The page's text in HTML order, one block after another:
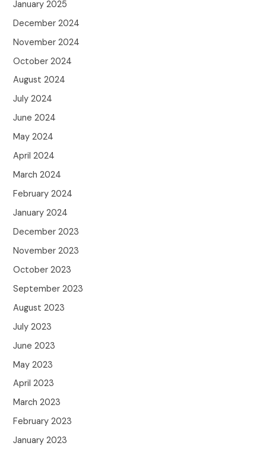
January 2025
December 2024
November 2024
October 2024
August 2024
July 2024
June 2024
May 2024
April 2024
March 2024
February 2024
January 2024
December 2023
November 2023
October 2023
September 2023
August 2023
July 2023
June 2023
May 2023
April 2023
March 2023
February 2023
January 2023